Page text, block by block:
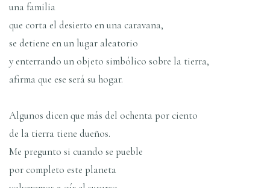
una familia
que corta el desierto en una caravana,
se detiene en un lugar aleatorio
y enterrando un objeto simbólico sobre la tierra,
afirma que ese será su hogar.
Algunos dicen que más del ochenta por ciento
de la tierra tiene dueños.
Me pregunto si cuando se pueble
por completo este planeta